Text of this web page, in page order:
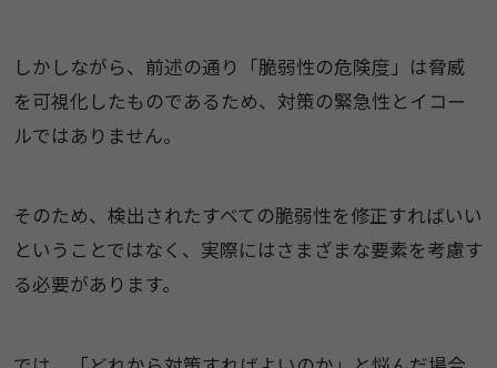
しかしながら、前述の通り「脆弱性の危険度」は脅威
を可視化したものであるため、対策の緊急性とイコー
ルではありません。
そのため、検出されたすべての脆弱性を修正すればいい
ということではなく、実際にはさまざまな要素を考慮す
る必要があります。